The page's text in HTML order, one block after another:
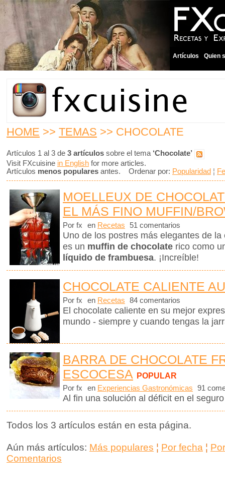
Artículos Quien
HOME >> TEMAS >> CHOCOLATE
Artículos 1 al 3 de 3 artículos sobre el tema ‘Chocolate’
Visit FXcuisine in English for more articles.
Artículos menos populares antes. Ordenar por: Popularidad ¦
MOELLEUX DE
EL MÁS FINO MUFFIN/
Por fx en Recetas 51 comentarios
Uno de los postres más elegantes de
es un muffin de chocolate rico como
líquido de frambuesa. ¡Increíble!
CHOCOLATE CALIENTE
Por fx en Recetas 84 comentarios
El chocolate caliente en su mejor
mundo - siempre y cuando tengas la
BARRA DE CHOCOLATE
ESCOCESA POPULAR
Por fx en Experiencias Gastronómicas 91
Al fin una solución al déficit en el
Todos los 3 artículos están en esta página.
Aún más artículos: Más populares ¦ Por fecha ¦
Comentarios